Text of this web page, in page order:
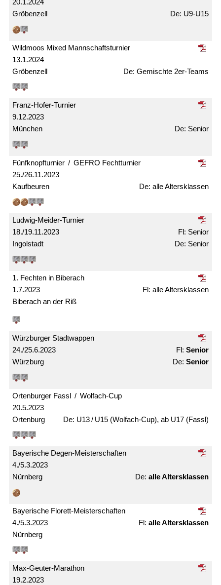
20.1.2024
Gröbenzell U9-U15
13.1.2024
Wildmoos Mixed Mann­schafts­turnier
Gröbenzell Gemischte 2er-Teams
9.12.2023
Franz-Hofer-Turnier
München Senior
25./26.11.2023
Fünfknopf­turnier / GEFRO Fecht­turnier
Kaufbeuren alle Alters­klassen
18./19.11.2023
Ludwig-Meider-Turnier
Ingolstadt
Senior
Senior
1.7.2023
1. Fechten in Biberach
Biberach an der Riß
alle Alters­klassen
24./25.6.2023
Würzburger Stadtwappen
Würzburg
Senior
Senior
20.5.2023
Ortenburger Fassl / Wolfach-Cup
Ortenburg U13 / U15 (Wolfach-Cup), ab U17 (Fassl)
4./5.3.2023
Bayerische Degen-Meister­schaften
Nürnberg alle Alters­klassen
4./5.3.2023
Bayerische Florett-Meister­schaften
Nürnberg
alle Alters­klassen
19.2.2023
Max-Geuter-Marathon